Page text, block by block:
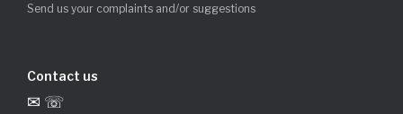
Send us your complaints and/or suggestions
Contact us
✉ ☏